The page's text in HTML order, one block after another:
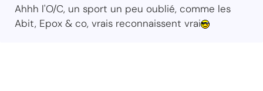
Ahhh l'O/C, un sport un peu oublié, comme les
Abit, Epox & co, vrais reconnaissent vrai